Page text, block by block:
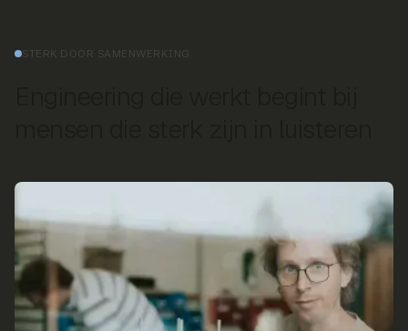
STERK DOOR SAMENWERKING